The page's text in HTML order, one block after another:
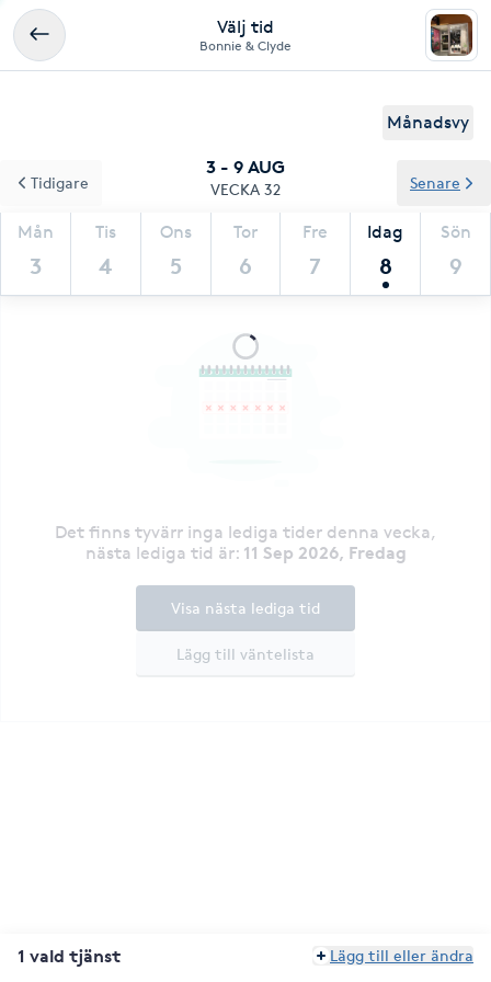
Välj tid
Bonnie & Clyde
Månadsvy
3 - 9 AUG
VECKA 32
Mån
3
Tis
4
Ons
5
Tor
6
Fre
7
Idag
8
Sön
9
Tidigare Senare
Det finns tyvärr inga lediga tider denna vecka,
nästa lediga tid är: 11 Sep 2026, Fredag
Lägg till väntelista
Visa nästa lediga tid
1 vald tjänst Lägg till eller ändra